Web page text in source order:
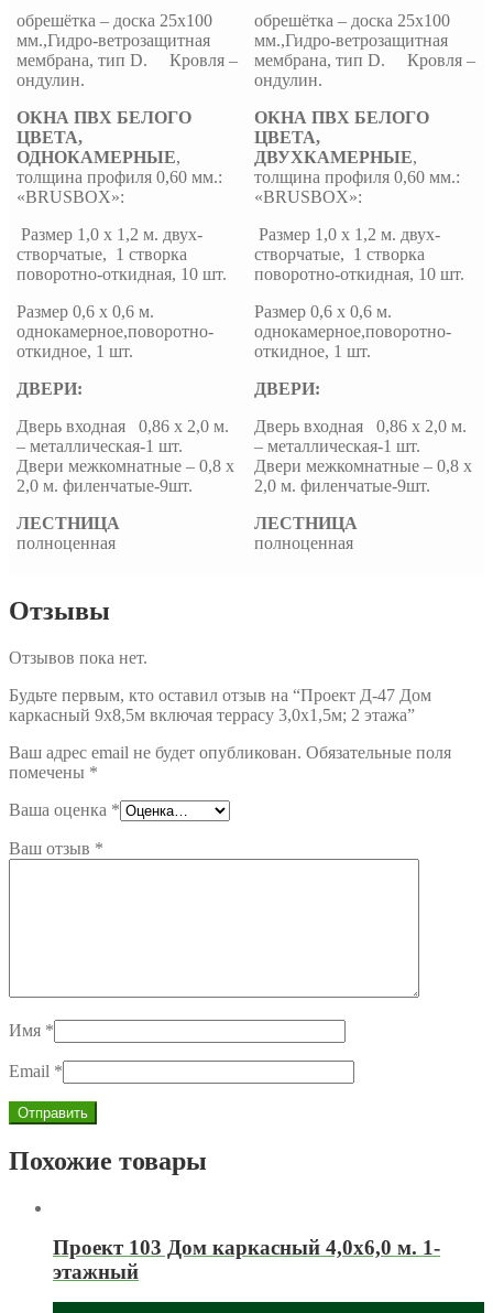
обрешётка – доска 25х100
мм.,Гидро-ветрозащитная
мембрана, тип D. Кровля –
ондулин.
ОКНА ПВХ БЕЛОГО
ЦВЕТА,
ОДНОКАМЕРНЫЕ,
толщина профиля 0,60 мм.:
«BRUSBOX»:
Размер 1,0 х 1,2 м. двух-
створчатые, 1 створка
поворотно-откидная, 10 шт.
Размер 0,6 х 0,6 м.
однокамерное,поворотно-
откидное, 1 шт.
ДВЕРИ:
Дверь входная 0,86 х 2,0 м.
– металлическая-1 шт.
Двери межкомнатные – 0,8 х
2,0 м. филенчатые-9шт.
ЛЕСТНИЦА
полноценная
обрешётка – доска 25х100
мм.,Гидро-ветрозащитная
мембрана, тип D. Кровля –
ондулин.
ОКНА ПВХ БЕЛОГО
ЦВЕТА,
ДВУХКАМЕРНЫЕ,
толщина профиля 0,60 мм.:
«BRUSBOX»:
Размер 1,0 х 1,2 м. двух-
створчатые, 1 створка
поворотно-откидная, 10 шт.
Размер 0,6 х 0,6 м.
однокамерное,поворотно-
откидное, 1 шт.
ДВЕРИ:
Дверь входная 0,86 х 2,0 м.
– металлическая-1 шт.
Двери межкомнатные – 0,8 х
2,0 м. филенчатые-9шт.
ЛЕСТНИЦА
полноценная
Отзывы
Отзывов пока нет.
Будьте первым, кто оставил отзыв на “Проект Д-47 Дом
каркасный 9х8,5м включая террасу 3,0х1,5м; 2 этажа”
Ваш адрес email не будет опубликован. Обязательные поля
помечены *
Ваша оценка *
Ваш отзыв *
Имя *
Email *
Похожие товары
Проект 103 Дом каркасный 4,0х6,0 м. 1-
этажный